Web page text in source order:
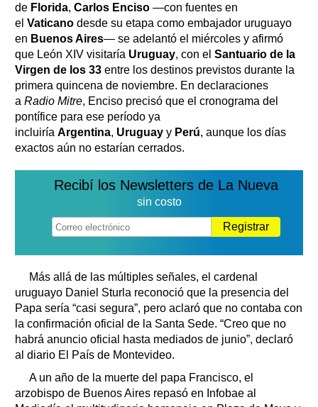
de Florida, Carlos Enciso —con fuentes en
el Vaticano desde su etapa como embajador uruguayo
en Buenos Aires— se adelantó el miércoles y afirmó
que León XIV visitaría Uruguay, con el Santuario de la
Virgen de los 33 entre los destinos previstos durante la
primera quincena de noviembre. En declaraciones
a Radio Mitre, Enciso precisó que el cronograma del
pontífice para ese período ya
incluiría Argentina, Uruguay y Perú, aunque los días
exactos aún no estarían cerrados.
Recibí los Newsletters de La Nueva
sin costo
Registrar
Más allá de las múltiples señales, el cardenal
uruguayo Daniel Sturla reconoció que la presencia del
Papa sería “casi segura”, pero aclaró que no contaba con
la confirmación oficial de la Santa Sede. “Creo que no
habrá anuncio oficial hasta mediados de junio”, declaró
al diario El País de Montevideo.
A un año de la muerte del papa Francisco, el
arzobispo de Buenos Aires repasó en Infobae al